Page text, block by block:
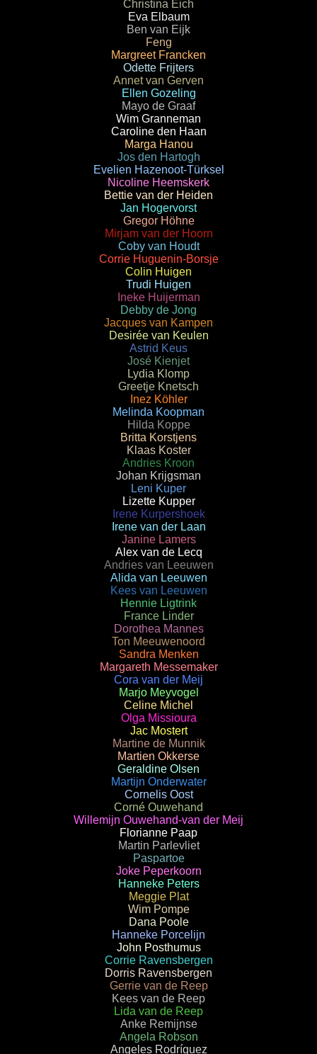
Christina Eich
Eva Elbaum
Ben van Eijk
Feng
Margreet Francken
Odette Frijters
Annet van Gerven
Ellen Gozeling
Mayo de Graaf
Wim Granneman
Caroline den Haan
Marga Hanou
Jos den Hartogh
Evelien Hazenoot-Türksel
Nicoline Heemskerk
Bettie van der Heiden
Jan Hogervorst
Gregor Höhne
Mirjam van der Hoorn
Coby van Houdt
Corrie Huguenin-Borsje
Colin Huigen
Trudi Huigen
Ineke Huijerman
Debby de Jong
Jacques van Kampen
Desirée van Keulen
Astrid Keus
José Kienjet
Lydia Klomp
Greetje Knetsch
Inez Köhler
Melinda Koopman
Hilda Koppe
Britta Korstjens
Klaas Koster
Andries Kroon
Johan Krijgsman
Leni Kuper
Lizette Kupper
Irene Kurpershoek
Irene van der Laan
Janine Lamers
Alex van de Lecq
Andries van Leeuwen
Alida van Leeuwen
Kees van Leeuwen
Hennie Ligtrink
France Linder
Dorothea Mannes
Ton Meeuwenoord
Sandra Menken
Margareth Messemaker
Cora van der Meij
Marjo Meyvogel
Celine Michel
Olga Missioura
Jac Mostert
Martine de Munnik
Martien Okkerse
Geraldine Olsen
Martijn Onderwater
Cornelis Oost
Corné Ouwehand
Willemijn Ouwehand-van der Meij
Florianne Paap
Martin Parlevliet
Paspartoe
Joke Peperkoorn
Hanneke Peters
Meggie Plat
Wim Pompe
Dana Poole
Hanneke Porcelijn
John Posthumus
Corrie Ravensbergen
Dorris Ravensbergen
Gerrie van de Reep
Kees van de Reep
Lida van de Reep
Anke Remijnse
Angela Robson
Angeles Rodríguez